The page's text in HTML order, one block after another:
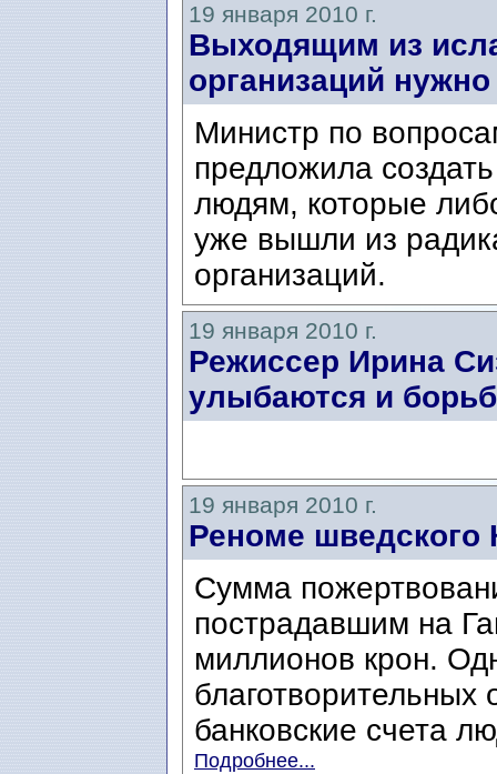
19 января 2010 г.
Выходящим из
организаций
Министр по
предложила
людям, которые
уже вышли из
организаций.
19 января 2010 г.
Режиссер Ирина
улыбаются и
19 января 2010 г.
Реноме шведского
Сумма
пострадавшим на
миллионов крон.
благотворительных
банковские счета
Подробнее...